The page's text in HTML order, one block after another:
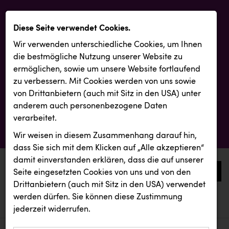
0
aktuelle aussendungen
aktuelle aussendungen
Diese Seite verwendet Cookies.
Wir verwenden unterschiedliche Cookies, um Ihnen
die best­mögliche Nutzung unserer Website zu
ermöglichen, sowie um unsere Website fortlaufend
zu verbessern. Mit Cookies werden von uns sowie
von Drittanbietern (auch mit Sitz in den USA) unter
anderem auch personenbezogene Daten
verarbeitet.
Wir weisen in diesem Zusammenhang darauf hin,
dass Sie sich mit dem Klicken auf „Alle akzeptieren“
damit ein­ver­standen erklären, dass die auf unserer
Seite eingesetzten Cookies von uns und von den
Drittanbietern (auch mit Sitz in den USA) verwendet
werden dürfen. Sie können diese Zustimmung
jederzeit widerrufen.